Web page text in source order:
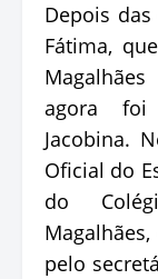
Depois
Fátima,
agora
Jacobina.
Oficial do
do
pelo